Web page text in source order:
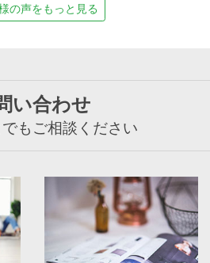
の声をもっと見る
い合わせ
もご相談ください